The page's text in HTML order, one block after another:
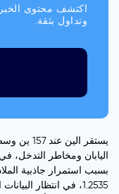
اكتشف محتوى
وتداول بثقة.
يستقر
بسبب استمرار جاذبية
1.2535، في انتظار